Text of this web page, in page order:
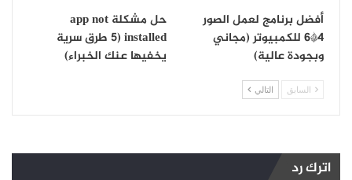
أفضل برنامج لعمل الصور
4*6 للكمبيوتر (مجاني
وبجودة عالية)
حل مشكلة app not
installed (5 طرق سرية
يخفيها عنك الخبراء)
السابق التالي
اترك رد